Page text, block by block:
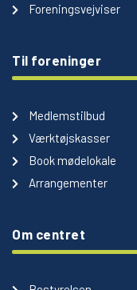
Foreningsvejviser
Til foreninger
Medlemstilbud
Værktøjskasser
Book mødelokale
Arrangementer
Om centret